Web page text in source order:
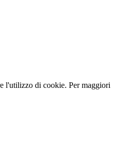
l'utilizzo di cookie. Per maggiori